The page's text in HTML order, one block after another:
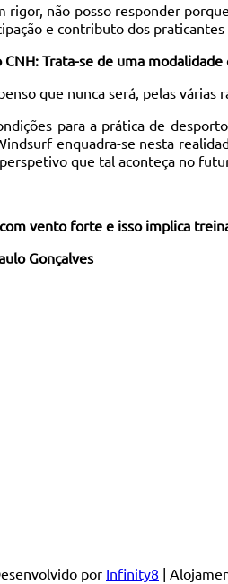
rigor, não posso responder
e contributo dos
CNH: Trata-se de uma modalidade
que nunca será, pelas várias
para a prática de
enquadra-se nesta
que tal aconteça no
vento forte e isso implica
Gonçalves
por Infinity8 |